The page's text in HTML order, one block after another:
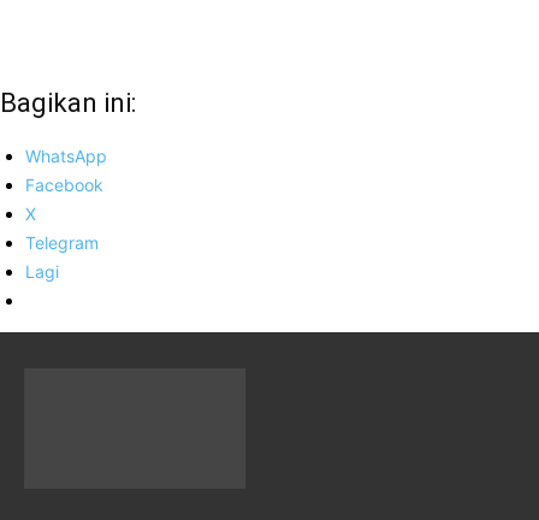
Bagikan ini:
WhatsApp
Facebook
X
Telegram
Lagi